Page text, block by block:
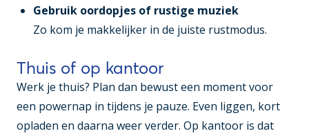
Gebruik oordopjes of rustige muziek
Zo kom je makkelijker in de juiste rustmodus.
Thuis of op kantoor
Werk je thuis? Plan dan bewust een moment voor
een powernap in tijdens je pauze. Even liggen, kort
opladen en daarna weer verder. Op kantoor is dat